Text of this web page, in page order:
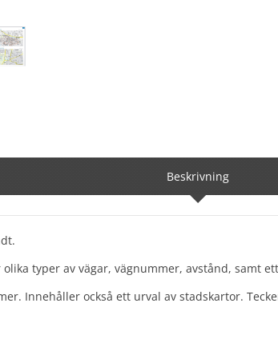
Beskrivning
typer av vägar, vägnummer, avstånd, samt
Innehåller också ett urval av stadskartor.